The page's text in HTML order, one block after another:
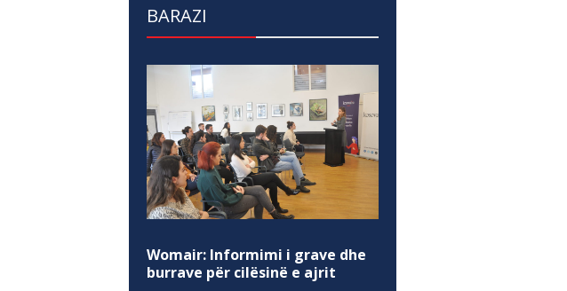
BARAZI
Womair: Informimi i grave dhe
burrave për cilësinë e ajrit